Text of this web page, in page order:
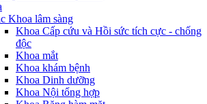
Khoa lâm sàng
Khoa Cấp cứu và Hồi sức tích cực - chống
độc
Khoa mắt
Khoa khám bệnh
Khoa Dinh dưỡng
Khoa Nội tổng hợp